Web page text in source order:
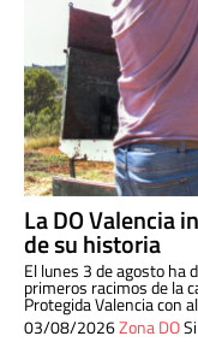
La DO Valencia
de su historia
El lunes 3 de agosto ha
primeros racimos de la
Protegida Valencia con
03/08/2026Zona DO